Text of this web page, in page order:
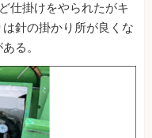
仕掛けをやられたがキ
針の掛かり所が良くな
る。